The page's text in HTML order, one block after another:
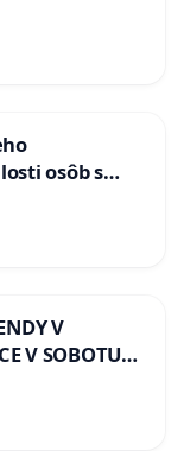
osôb s
V
V SOBOTU